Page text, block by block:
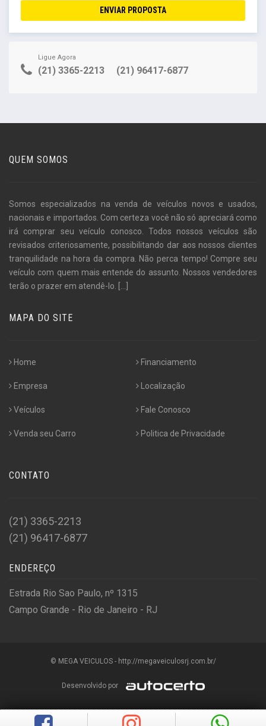
ENVIAR PROPOSTA
Ligue Agora
(21) 3365-2213 (21) 96417-6877
QUEM SOMOS
Somos especializados na venda de veículos novos e usados,
nacionais e importados. Com certeza você não só apreciará como
irá comprar seu veículo conosco. Todos nossos veículos são
revisados criteriosamente, possibilitando dar aos nossos clientes
tranquilidade na hora da compra. Não perca tempo! Compre seu
veículo com quem mais entende do assunto. Nossos vendedores
terão o prazer em atendê-lo. [...]
MAPA DO SITE
Home
Empresa
Veículos
Venda seu Carro
Financiamento
Localização
Fale Conosco
Politica de Privacidade
CONTATO
(21) 3365-2213
(21) 96417-6877
ENDEREÇO
Estrada Rio Sao Paulo, nº 1315
Campo Grande - Rio de Janeiro - RJ
© MEGA VEICULOS - http://megaveiculosrj.com.br/
Desenvolvido por